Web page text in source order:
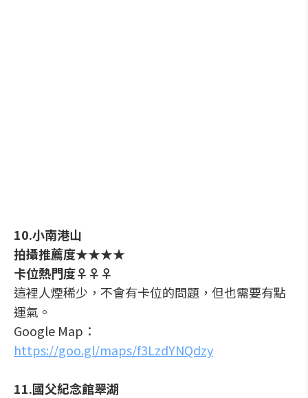
10.小南港山
拍攝推薦度★★★★
卡位熱門度♀♀♀
這裡人煙稀少，不會有卡位的問題，但也需要有點
運氣。
Google Map：
https://goo.gl/maps/f3LzdYNQdzy
11.國父紀念館翠湖